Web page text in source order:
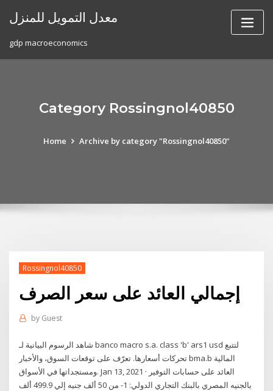
معدل التمويل للمنزل
gdp macroeconomics
Category Rossingnol40850
Home Archive by category "Rossingnol40850"
Rossingnol40850
إجمالي العائد على سعر الصرف
by Guest
شاهد الرسوم البيانية لـ ‎banco macro s.a. class 'b' ars1 usd‎ لتتبع
تحركات أسعارها. تعرّف على توقعات السوق، والأخبار ‎bma.b‎ المالية
ومستجداتها في الأسواق. Jan 13, 2021 · العائد على حسابات التوفير
بالجنيه المصري بالبنك التجاري الدولي: 1- من 50 ألف جنيه إلي 499.9 ألف